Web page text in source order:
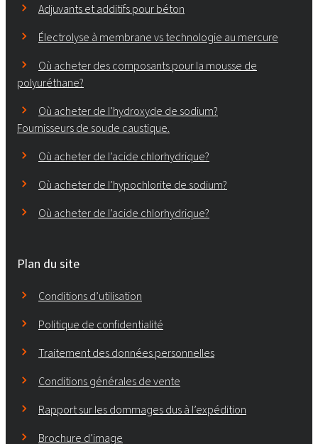
Adjuvants et additifs pour béton
Électrolyse à membrane vs technologie au mercure
Où acheter des composants pour la mousse de
polyuréthane?
Où acheter de l’hydroxyde de sodium?
Fournisseurs de soude caustique.
Où acheter de l’acide chlorhydrique?
Où acheter de l’hypochlorite de sodium?
Où acheter de l’acide chlorhydrique?
Plan du site
Conditions d’utilisation
Politique de confidentialité
Traitement des données personnelles
Conditions générales de vente
Rapport sur les dommages dus à l’expédition
Brochure d’image